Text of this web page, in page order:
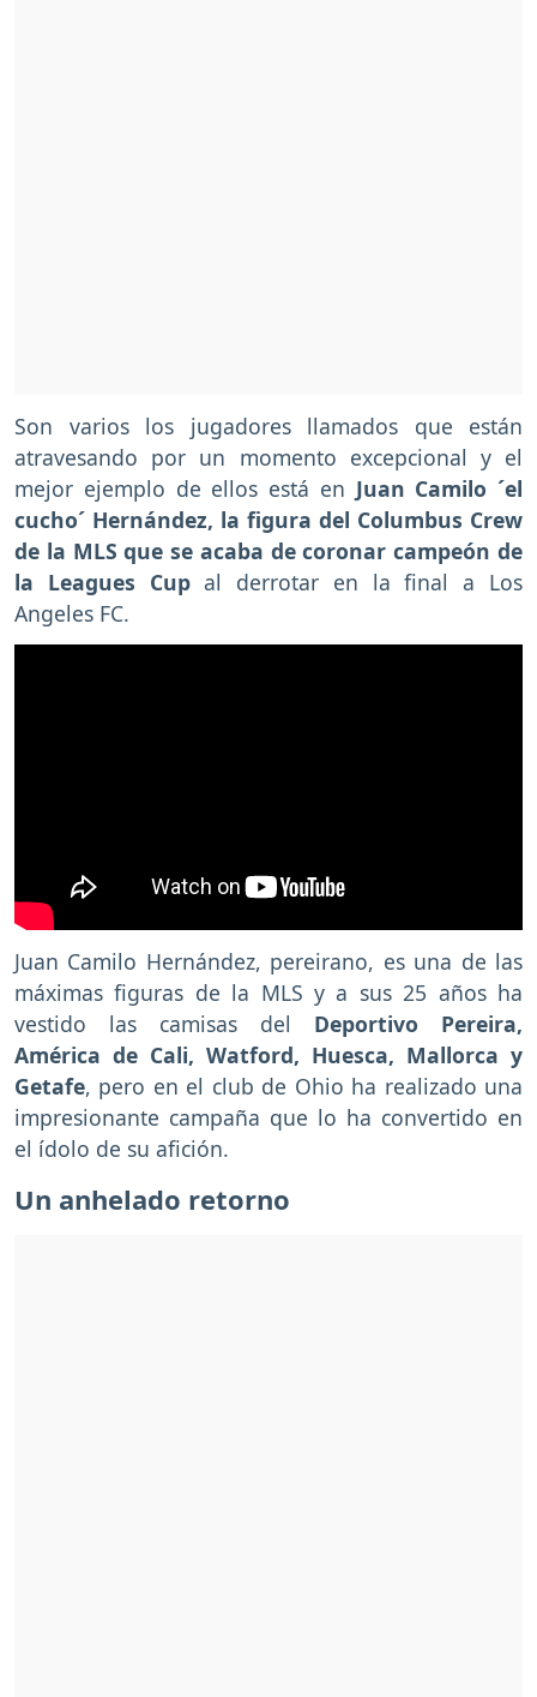
Son varios los jugadores llamados que están
atravesando por un momento excepcional y el
mejor ejemplo de ellos está en Juan Camilo ´el
cucho´ Hernández, la figura del Columbus Crew
de la MLS que se acaba de coronar campeón de
la Leagues Cupal derrotar en la final a Los
Angeles FC.
Juan Camilo Hernández, pereirano, es una de las
máximas figuras de la MLS y a sus 25 años ha
vestido las camisas del Deportivo Pereira,
América de Cali, Watford, Huesca, Mallorca y
Getafe, pero en el club de Ohio ha realizado una
impresionante campaña que lo ha convertido en
el ídolo de su afición.
Un anhelado retorno